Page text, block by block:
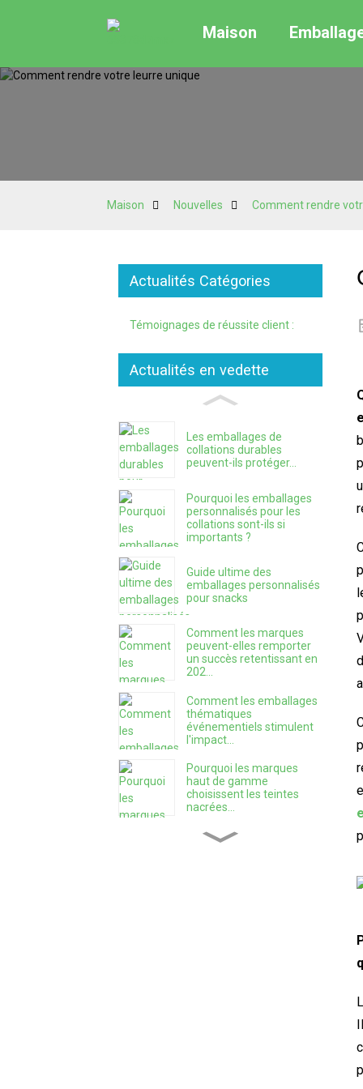
Maison
Maison Nouvelles Comment rendre
Actualités Catégories
Témoignages de réussite client :
Actualités en vedette
Les emballages de
collations durables
peuvent-ils protéger...
Pourquoi les emballages
personnalisés pour les
collations sont-ils si
importants ?
Guide ultime des
emballages personnalisés
pour snacks
Comment les marques
peuvent-elles remporter
un succès retentissant en
202...
Comment les emballages
thématiques
événementiels stimulent
l'impact...
Pourquoi les marques
haut de gamme
choisissent les teintes
nacrées...
Les 9 erreurs les plus